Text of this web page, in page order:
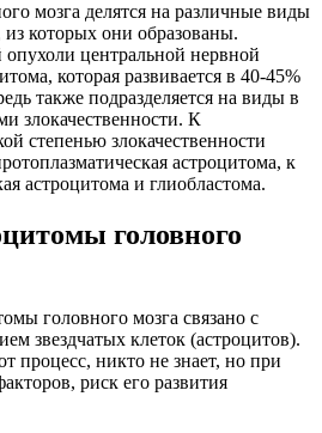
мозга делятся на различные виды
из которых они образованы.
центральной нервной
которая развивается в 40-45%
также подразделяется на виды в
злокачественности. К
степенью злокачественности
астроцитома, к
астроцитома и глиобластома.
головного
головного мозга связано с
звездчатых клеток (астроцитов).
процесс, никто не знает, но при
риск его развития